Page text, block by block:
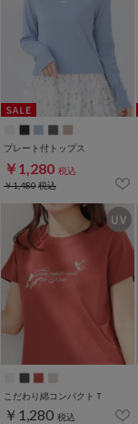
プレート付トップス
￥1,280 税込
￥1,480税込
こだわり綿コンパクトＴ
￥1,280 税込